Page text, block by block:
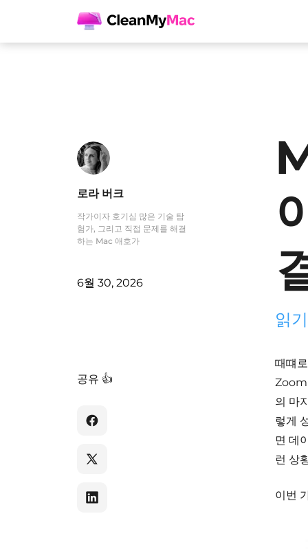
로라 버크
작가이자 호기심 많은 기술 탐
험가, 그리고 직접 문제를 해결
하는 Mac 애호가
6월 30, 2026
공유 👍
읽
때떄
Zoom
의 마
렇게
면 데
런 상
이번